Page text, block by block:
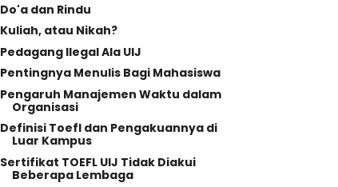
Do'a dan Rindu
Kuliah, atau Nikah?
Pedagang Ilegal Ala UIJ
Pentingnya Menulis Bagi Mahasiswa
Pengaruh Manajemen Waktu dalam
Organisasi
Definisi Toefl dan Pengakuannya di
Luar Kampus
Sertifikat TOEFL UIJ Tidak Diakui
Beberapa Lembaga